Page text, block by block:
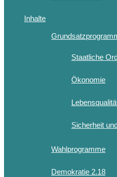
Inhalte
Staatliche
Ökonomie
Sicherheit
Wahlprogramme
Demokratie 2.18